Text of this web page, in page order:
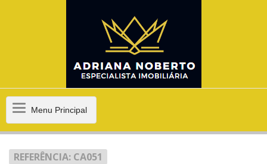
MenuMenu Principal
REFERÊNCIA: CA051